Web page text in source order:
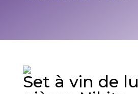
Set à vin de